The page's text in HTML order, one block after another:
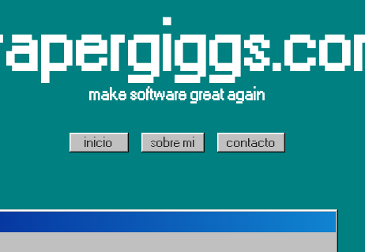
make software great again
inicio sobre mi contacto